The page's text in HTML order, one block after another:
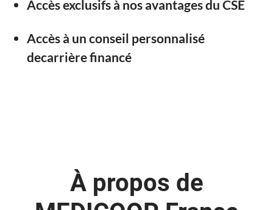
Accès exclusifs à nos avantages du CSE
Accès à un conseil personnalisé
decarrière financé
À propos de